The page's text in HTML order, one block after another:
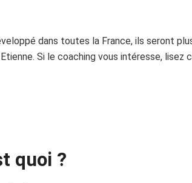
dans toutes la France, ils seront
Si le coaching vous intéresse,
quoi ?